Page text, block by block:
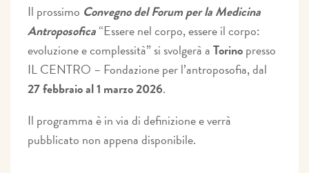
Il prossimo Convegno del Forum per la Medicina
Antroposofica“Essere nel corpo, essere il corpo:
evoluzione e complessità” si svolgerà aTorinopresso
IL CENTRO – Fondazione per l’antroposofia, dal
27 febbraio al 1 marzo 2026.
Il programma è in via di definizione e verrà
pubblicato non appena disponibile.